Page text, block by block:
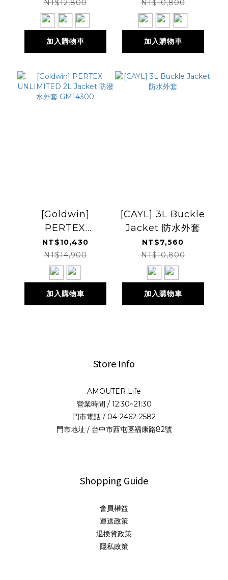
NT$12,800
加入購物車
NT$10,800
加入購物車
[Goldwin]
PERTEX
UNLIMITED 2L
Jacket 防潑水外套
GM14300
NT$10,430
NT$14,900
加入購物車
[CAYL] 3L Buckle
Jacket 防水外套
NT$7,560
NT$10,800
加入購物車
Store Info
AMOUTER Life
營業時間 / 12:30~21:30
門市電話 / 04-2462-2582
門市地址 / 台中市西屯區福康路82號
Shopping Guide
會員權益
運送政策
退換貨政策
隱私政策